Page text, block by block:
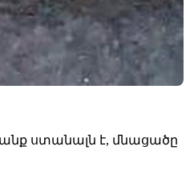
ստանալն է, մնացածը